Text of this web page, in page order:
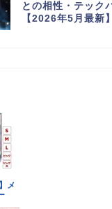
との相性・テック
【2026年5月最新】